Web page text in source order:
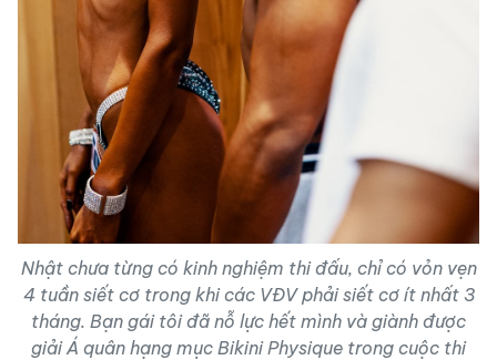
Nhật chưa từng có kinh nghiệm thi đấu, chỉ có vỏn vẹn
4 tuần siết cơ trong khi các VĐV phải siết cơ ít nhất 3
tháng. Bạn gái tôi đã nỗ lực hết mình và giành được
giải Á quân hạng mục Bikini Physique trong cuộc thi